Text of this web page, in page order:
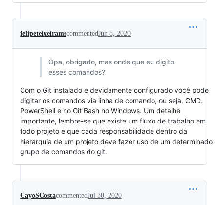
felipeteixeiramscommentedJun 8, 2020
Opa, obrigado, mas onde que eu digito
esses comandos?
Com o Git instalado e devidamente configurado você pode
digitar os comandos via linha de comando, ou seja, CMD,
PowerShell e no Git Bash no Windows. Um detalhe
importante, lembre-se que existe um fluxo de trabalho em
todo projeto e que cada responsabilidade dentro da
hierarquia de um projeto deve fazer uso de um determinado
grupo de comandos do git.
CayoSCostacommentedJul 30, 2020